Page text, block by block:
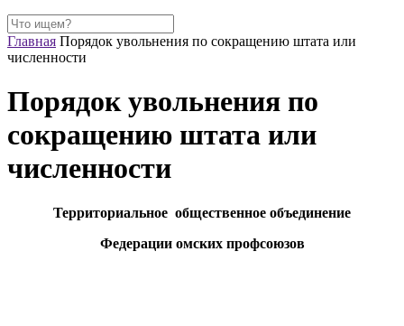
Главная Порядок увольнения по сокращению штата или
численности
Порядок увольнения по
сокращению штата или
численности
Территориальное общественное объединение
Федерации омских профсоюзов